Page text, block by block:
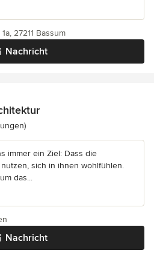
Nachricht
27211 Bassum
5 von 5 Sternen
immer ein Ziel: Dass die
sich in ihnen wohlfühlen.
das...
Nachricht